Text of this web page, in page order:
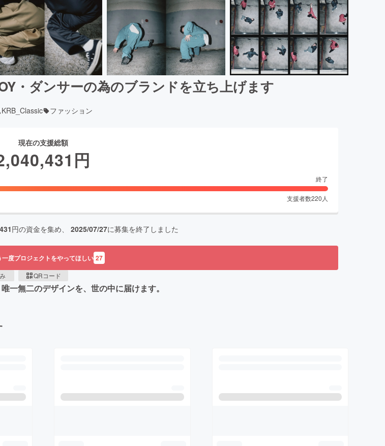
・ダンサーの為のブランドを立ち上げます
KRB_Classic ファッション
現在の支援総額
円
終了
支援者数220 人
円の資金を集め、 2025/07/27に募集を終了しました
一度プロジェクトをやってほしい 27
QRコード
一無二のデザインを、世の中に届けます。